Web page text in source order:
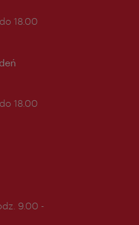
18.00
18.00
9.00 -